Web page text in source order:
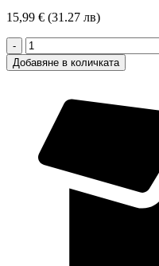
15,99 € (31.27 лв)
количество
за
Бус
светещи
фарове
реалистични
звуци
Добавяне в количката